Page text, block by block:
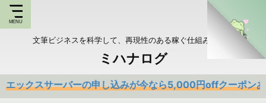
文筆ビジネスを科学して、再現性のある稼ぐ仕組みを持つ
ミハナログ
ーバーの申し込みが今なら5,000円offクーポンあり